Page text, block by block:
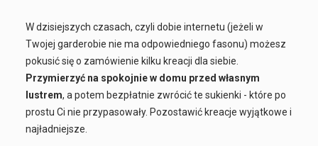
W dzisiejszych czasach, czyli dobie internetu (jeżeli w
Twojej garderobie nie ma odpowiedniego fasonu) możesz
pokusić się o zamówienie kilku kreacji dla siebie.
Przymierzyć na spokojnie w domu przed własnym
lustrem, a potem bezpłatnie zwrócić te sukienki - które po
prostu Ci nie przypasowały. Pozostawić kreacje wyjątkowe i
najładniejsze.